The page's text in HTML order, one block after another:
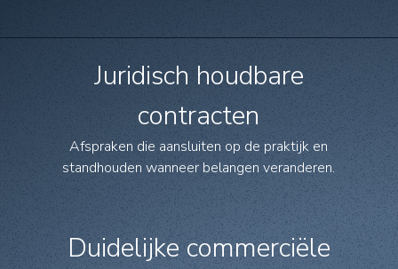
Juridisch houdbare
contracten
Afspraken die aansluiten op de praktijk en
standhouden wanneer belangen veranderen.
Duidelijke commerciële